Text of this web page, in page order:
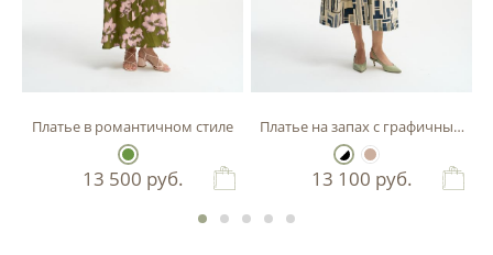
Платье в романтичном стиле
13 500 руб.
Платье на запах с графичным
13 100 руб.